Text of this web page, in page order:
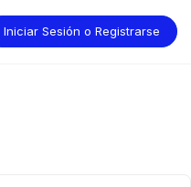
Iniciar Sesión o Registrarse